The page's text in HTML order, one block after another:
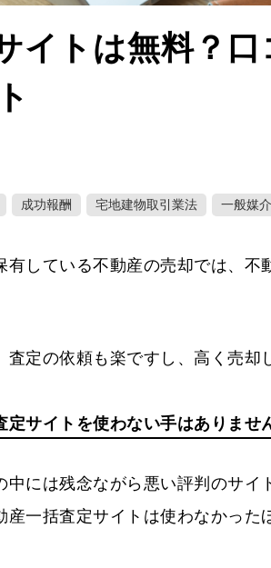
イトは無料？
成功報酬 宅地建物取引業法 一般媒介
している不動産の売却では、不
定の依頼も楽ですし、高く売却
定サイトを使わない手はありませ
には残念ながら悪い評判のサイ
産一括査定サイトは使わなかった